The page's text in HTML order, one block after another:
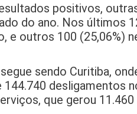
positivos,
do ano. Nos últimos
e outros 100 (25,06%)
sendo Curitiba,
desligamentos
que gerou